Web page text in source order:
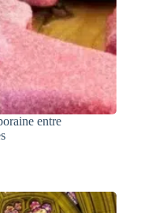
entre